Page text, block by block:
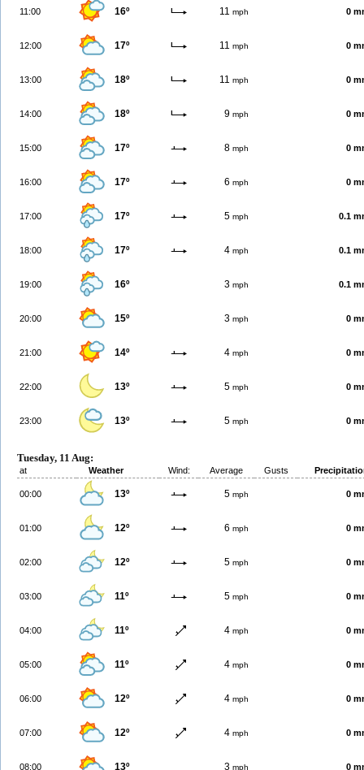
11:00 16º 11 mph 0
12:00 17º 11 mph 0
13:00 18º 11 mph 0
14:00 18º 9 mph 0
15:00 17º 8 mph 0
16:00 17º 6 mph 0
17:00 17º 5 mph 0.1
18:00 17º 4 mph 0.1
19:00 16º 3 mph 0.1
20:00 15º 3 mph 0
21:00 14º 4 mph 0
22:00 13º 5 mph 0
23:00 13º 5 mph 0
Tuesday, 11 Aug:
at Weather Wind: Average Gusts
00:00 13º 5 mph 0
01:00 12º 6 mph 0
02:00 12º 5 mph 0
03:00 11º 5 mph 0
04:00 11º 4 mph 0
05:00 11º 4 mph 0
06:00 12º 4 mph 0
07:00 12º 4 mph 0
08:00 13º 3 mph 0